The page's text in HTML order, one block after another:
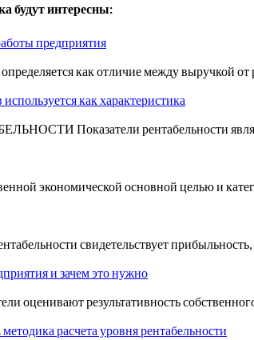
будут интересны:
предприятия
как отличие между выручкой
как характеристика
Показатели рентабельности
экономической основной целью и
свидетельствует
и зачем это нужно
оценивают результативность
расчета уровня рентабельности